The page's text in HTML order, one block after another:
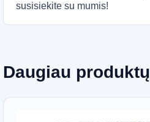
susisiekite su mumis!
Daugiau produktų